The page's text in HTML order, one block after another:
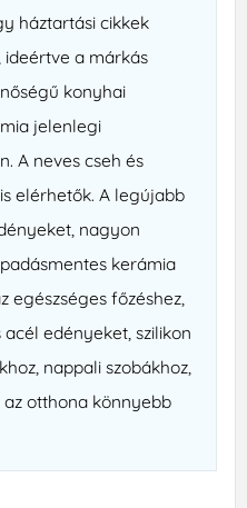
háztartási cikkek
a márkás
konyhai
jelenlegi
A neves cseh és
elérhetők. A legújabb
nagyon
kerámia
egészséges főzéshez,
edényeket, szilikon
nappali szobákhoz,
otthona könnyebb